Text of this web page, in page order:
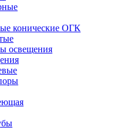
конические ОГК
освещения